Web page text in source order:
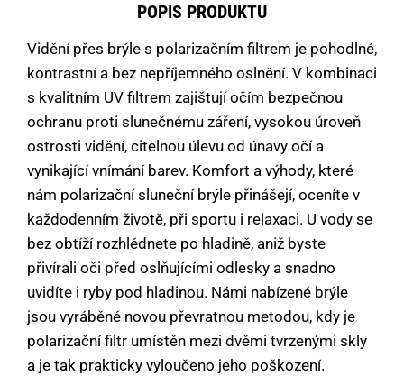
POPIS PRODUKTU
Vidění přes brýle s polarizačním filtrem je pohodlné,
kontrastní a bez nepříjemného oslnění. V kombinaci
s kvalitním UV filtrem zajištují očím bezpečnou
ochranu proti slunečnému záření, vysokou úroveň
ostrosti vidění, citelnou úlevu od únavy očí a
vynikající vnímání barev. Komfort a výhody, které
nám polarizační sluneční brýle přinášejí, oceníte v
každodenním životě, při sportu i relaxaci. U vody se
bez obtíží rozhlédnete po hladině, aniž byste
přivírali oči před oslňujícími odlesky a snadno
uvidíte i ryby pod hladinou. Námi nabízené brýle
jsou vyráběné novou převratnou metodou, kdy je
polarizační filtr umístěn mezi dvěmi tvrzenými skly
a je tak prakticky vyloučeno jeho poškození.